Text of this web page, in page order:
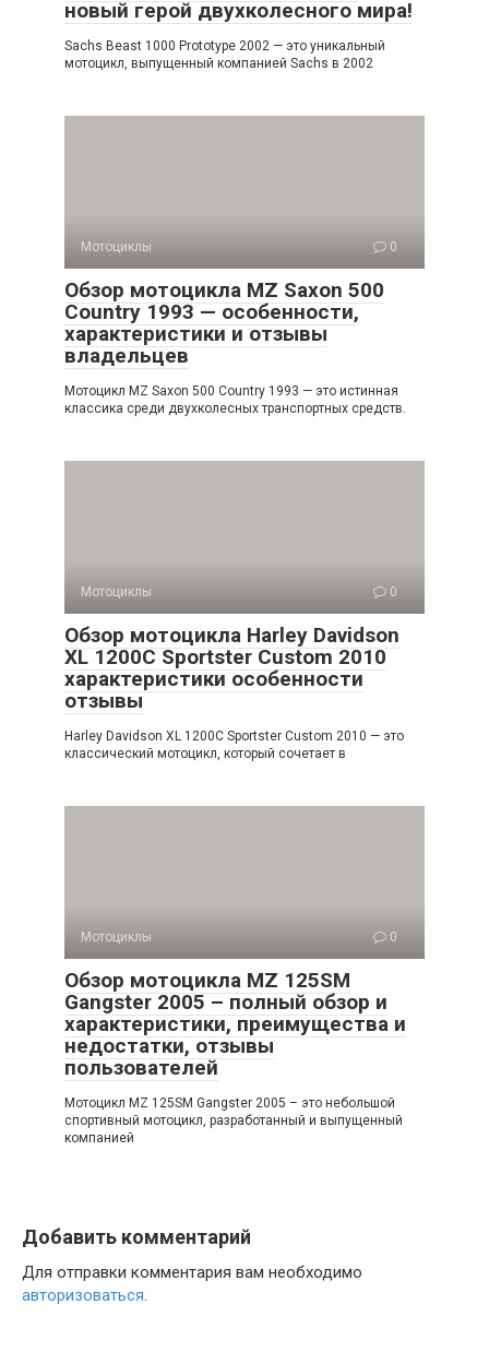
новый герой двухколесного мира!
Sachs Beast 1000 Prototype 2002 — это уникальный
мотоцикл, выпущенный компанией Sachs в 2002
Мотоциклы 0
Обзор мотоцикла MZ Saxon 500
Country 1993 — особенности,
характеристики и отзывы
владельцев
Мотоцикл MZ Saxon 500 Country 1993 — это истинная
классика среди двухколесных транспортных средств.
Мотоциклы 0
Обзор мотоцикла Harley Davidson
XL 1200C Sportster Custom 2010
характеристики особенности
отзывы
Harley Davidson XL 1200C Sportster Custom 2010 — это
классический мотоцикл, который сочетает в
Мотоциклы 0
Обзор мотоцикла MZ 125SM
Gangster 2005 – полный обзор и
характеристики, преимущества и
недостатки, отзывы
пользователей
Мотоцикл MZ 125SM Gangster 2005 – это небольшой
спортивный мотоцикл, разработанный и выпущенный
компанией
Добавить комментарий
Для отправки комментария вам необходимо
авторизоваться.